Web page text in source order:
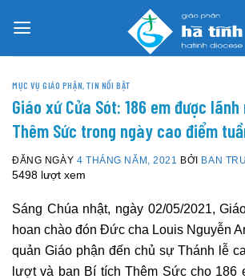
MỤC VỤ GIÁO PHẬN,TIN NỔI BẬT
Giáo xứ Cửa Sót: 186 em được
Thêm Sức trong ngày cao điểm
ĐĂNG NGÀY 4 THÁNG NĂM, 2021 BỞI BAN
5498 lượt xem
Sáng Chúa nhật, ngày 02/05/2021,
hoan chào đón Đức cha Louis Nguyễn
quản Giáo phận đến chủ sự Thánh lễ
lượt và ban Bí tích Thêm Sức cho 186